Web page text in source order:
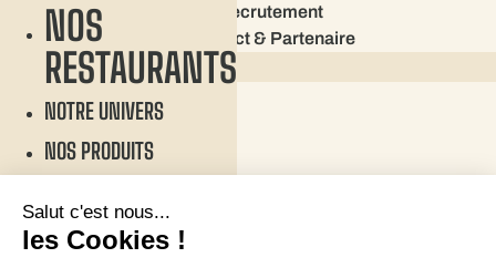
NOS
RESTAURANTS
NOTRE UNIVERS
NOS PRODUITS
NOS RESTAURANTS
Recrutement
Contact & Partenaire
NOUS CONTACTER